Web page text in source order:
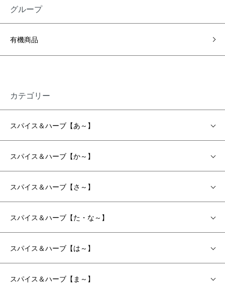
グループ
有機商品
カテゴリー
スパイス＆ハーブ【あ～】
スパイス＆ハーブ【か～】
スパイス＆ハーブ【さ～】
スパイス＆ハーブ【た・な～】
スパイス＆ハーブ【は～】
スパイス＆ハーブ【ま～】